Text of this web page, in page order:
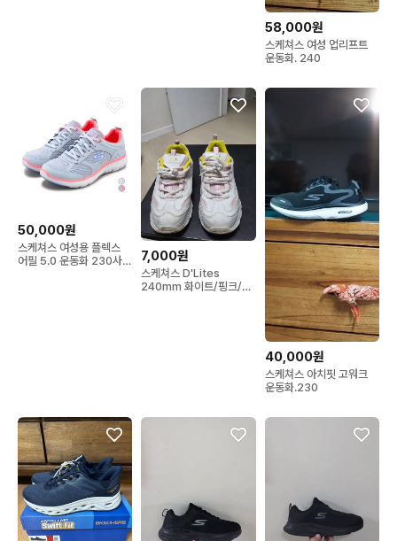
58,000원
스케쳐스 여성 업리프트
운동화. 240
50,000원
스케쳐스 여성용 플렉스
어필 5.0 운동화 230사이
7,000원
스케쳐스 D'Lites
240mm 화이트/핑크/옐
40,000원
스케쳐스 아치핏 고워크
운동화.230